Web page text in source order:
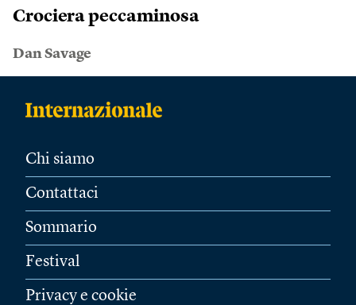
Crociera peccaminosa
Dan Savage
Chi siamo
Contattaci
Sommario
Festival
Privacy e cookie